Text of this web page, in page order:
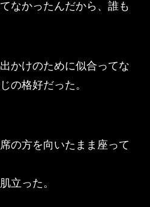
なかったんだから、誰も
かけのために似合ってな
の格好だった。
の方を向いたまま座って
立った。